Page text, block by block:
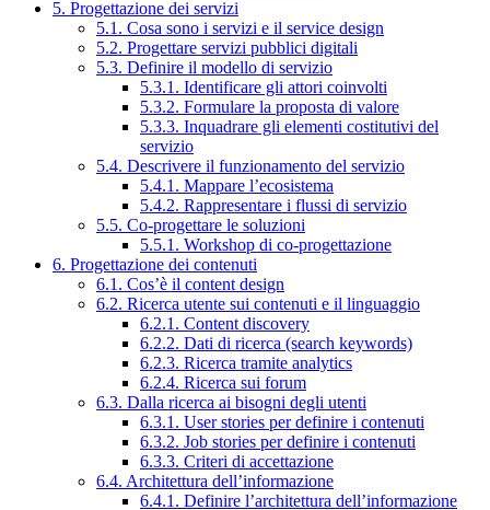
5. Progettazione dei servizi
5.1. Cosa sono i servizi e il service design
5.2. Progettare servizi pubblici digitali
5.3. Definire il modello di servizio
5.3.1. Identificare gli attori coinvolti
5.3.2. Formulare la proposta di valore
5.3.3. Inquadrare gli elementi costitutivi del
servizio
5.4. Descrivere il funzionamento del servizio
5.4.1. Mappare l’ecosistema
5.4.2. Rappresentare i flussi di servizio
5.5. Co-progettare le soluzioni
5.5.1. Workshop di co-progettazione
6. Progettazione dei contenuti
6.1. Cos’è il content design
6.2. Ricerca utente sui contenuti e il linguaggio
6.2.1. Content discovery
6.2.2. Dati di ricerca (search keywords)
6.2.3. Ricerca tramite analytics
6.2.4. Ricerca sui forum
6.3. Dalla ricerca ai bisogni degli utenti
6.3.1. User stories per definire i contenuti
6.3.2. Job stories per definire i contenuti
6.3.3. Criteri di accettazione
6.4. Architettura dell’informazione
6.4.1. Definire l’architettura dell’informazione